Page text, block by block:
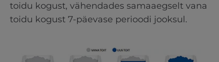
toidu kogust, vähendades samaaegselt vana
toidu kogust 7-päevase perioodi jooksul.